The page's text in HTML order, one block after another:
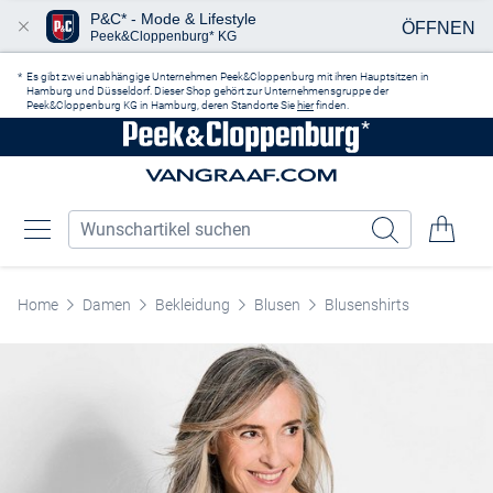
Es gibt zwei unabhängige Unternehmen Peek&Cloppenburg mit ihren Hauptsitzen in
Hamburg und Düsseldorf. Dieser Shop gehört zur Unternehmensgruppe der
Peek&Cloppenburg KG in Hamburg, deren Standorte Sie hierfinden.
Home Damen Bekleidung Blusen Blusenshirts
P&C* - Mode & Lifestyle
Peek&Cloppenburg* KG ÖFFNEN